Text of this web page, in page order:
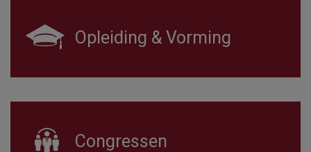
Opleiding & Vorming
Congressen